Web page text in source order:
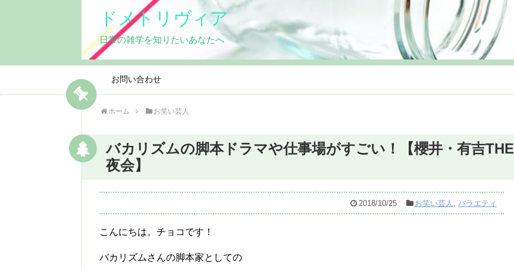
ドメトリヴィア
日常の雑学を知りたいあなたへ
お問い合わせ
ホーム お笑い芸人
バカリズムの脚本ドラマや仕事場がすごい！【櫻井・有吉THE
夜会】
2018/10/25 お笑い芸人 , バラエティ
こんにちは。チョコです！
バカリズムさんの脚本家としての